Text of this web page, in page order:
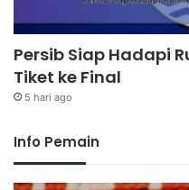
Persib Siap Hadapi
Tiket ke Final
5 hari ago
Info Pemain